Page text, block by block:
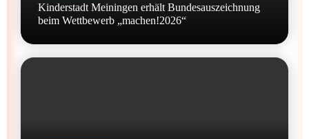
Kinderstadt Meiningen erhält Bundesauszeichnung
beim Wettbewerb „machen!2026“